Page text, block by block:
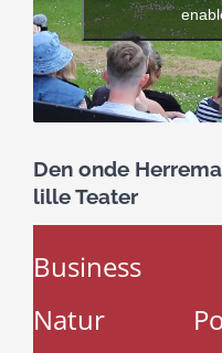
Den onde
lille Teater
Business
Natur